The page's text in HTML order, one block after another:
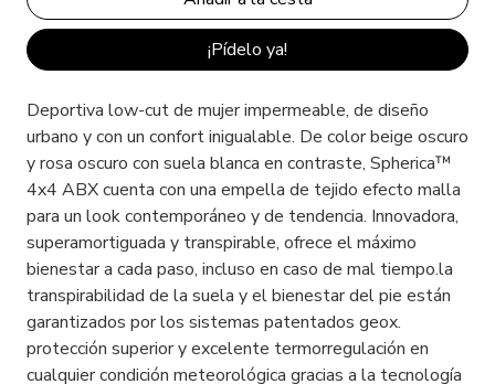
¡Pídelo ya!
Deportiva low-cut de mujer impermeable, de diseño
urbano y con un confort inigualable. De color beige oscuro
y rosa oscuro con suela blanca en contraste, Spherica™
4x4 ABX cuenta con una empella de tejido efecto malla
para un look contemporáneo y de tendencia. Innovadora,
superamortiguada y transpirable, ofrece el máximo
bienestar a cada paso, incluso en caso de mal tiempo.la
transpirabilidad de la suela y el bienestar del pie están
garantizados por los sistemas patentados geox.
protección superior y excelente termorregulación en
cualquier condición meteorológica gracias a la tecnología